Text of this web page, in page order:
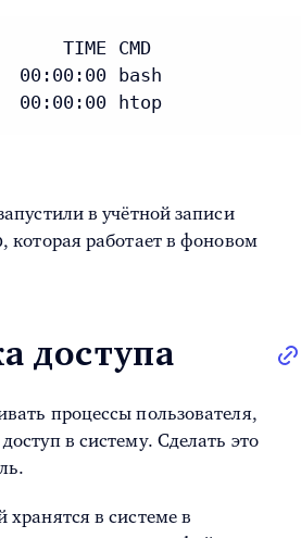
TIME CMD
00:00:00 bash
00:00:00 htop
в учётной записи
, которая работает в фоновом
доступа
процессы пользователя,
в систему. Сделать это
хранятся в системе в